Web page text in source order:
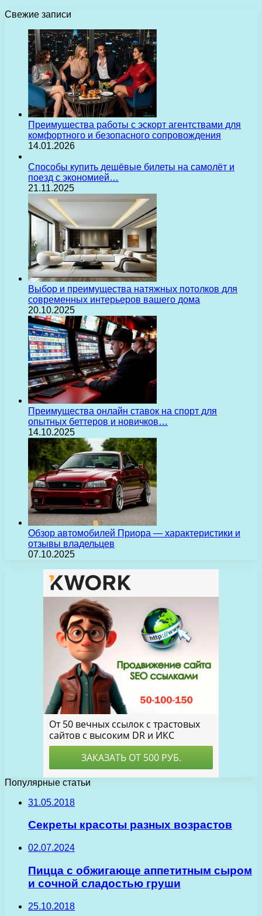
Свежие записи
Преимущества работы с эскорт агентствами для
комфортного и безопасного сопровождения
14.01.2026
Способы купить дешёвые билеты на самолёт и
поезд с экономией…
21.11.2025
Выбор и преимущества натяжных потолков для
современных интерьеров вашего дома
20.10.2025
Преимущества онлайн ставок на спорт для
опытных беттеров и новичков…
14.10.2025
Обзор автомобилей Приора — характеристики и
отзывы владельцев
07.10.2025
Популярные статьи
31.05.2018
Секреты красоты разных возрастов
02.07.2024
Пицца с обжигающе аппетитным сыром
и сочной сладостью груши
25.10.2018